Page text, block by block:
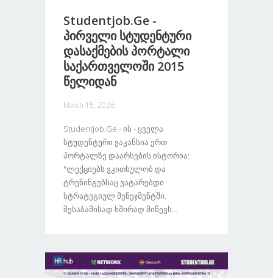
Studentjob.ge -
Პირველი Სტუდენტური
Დასაქმების Პორტალი
Საქართველოში 2015
Წელიდან
March 15, 2026
Studentjob.ge - Ის - Ყველა
Სტუდენტური Ვაკანსია Ერთ
Პორტალზე Დაარსების Ისტორია:
"ლექციებს Ვკითხულობ Და
Ტრენინგებსაც Ვატარებდი
Სტრატეგიულ Მენეჯმენტში,
Შესაბამისად Ხშირად Მიწევს...